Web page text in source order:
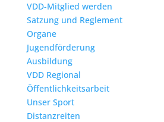
VDD-Mitglied werden
Satzung und Reglement
Organe
Jugendförderung
Ausbildung
VDD Regional
Öffentlichkeitsarbeit
Unser Sport
Distanzreiten